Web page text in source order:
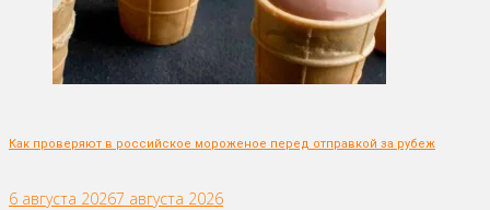
Как проверяют в российское мороженое перед отправкой за рубеж
6 августа 20267 августа 2026